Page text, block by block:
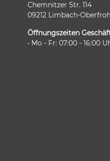
Chemnitzer Str. 114
09212 Limbach-
Öffnungszeiten
• Mo - Fr: 07:00 - 16:00